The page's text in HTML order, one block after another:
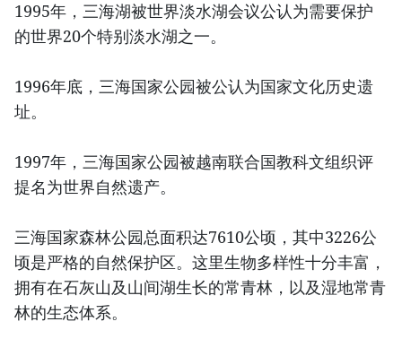
1995年，三海湖被世界淡水湖会议公认为需要保护
的世界20个特别淡水湖之一。
1996年底，三海国家公园被公认为国家文化历史遗
址。
1997年，三海国家公园被越南联合国教科文组织评
提名为世界自然遗产。
三海国家森林公园总面积达7610公顷，其中3226公
顷是严格的自然保护区。这里生物多样性十分丰富，
拥有在石灰山及山间湖生长的常青林，以及湿地常青
林的生态体系。